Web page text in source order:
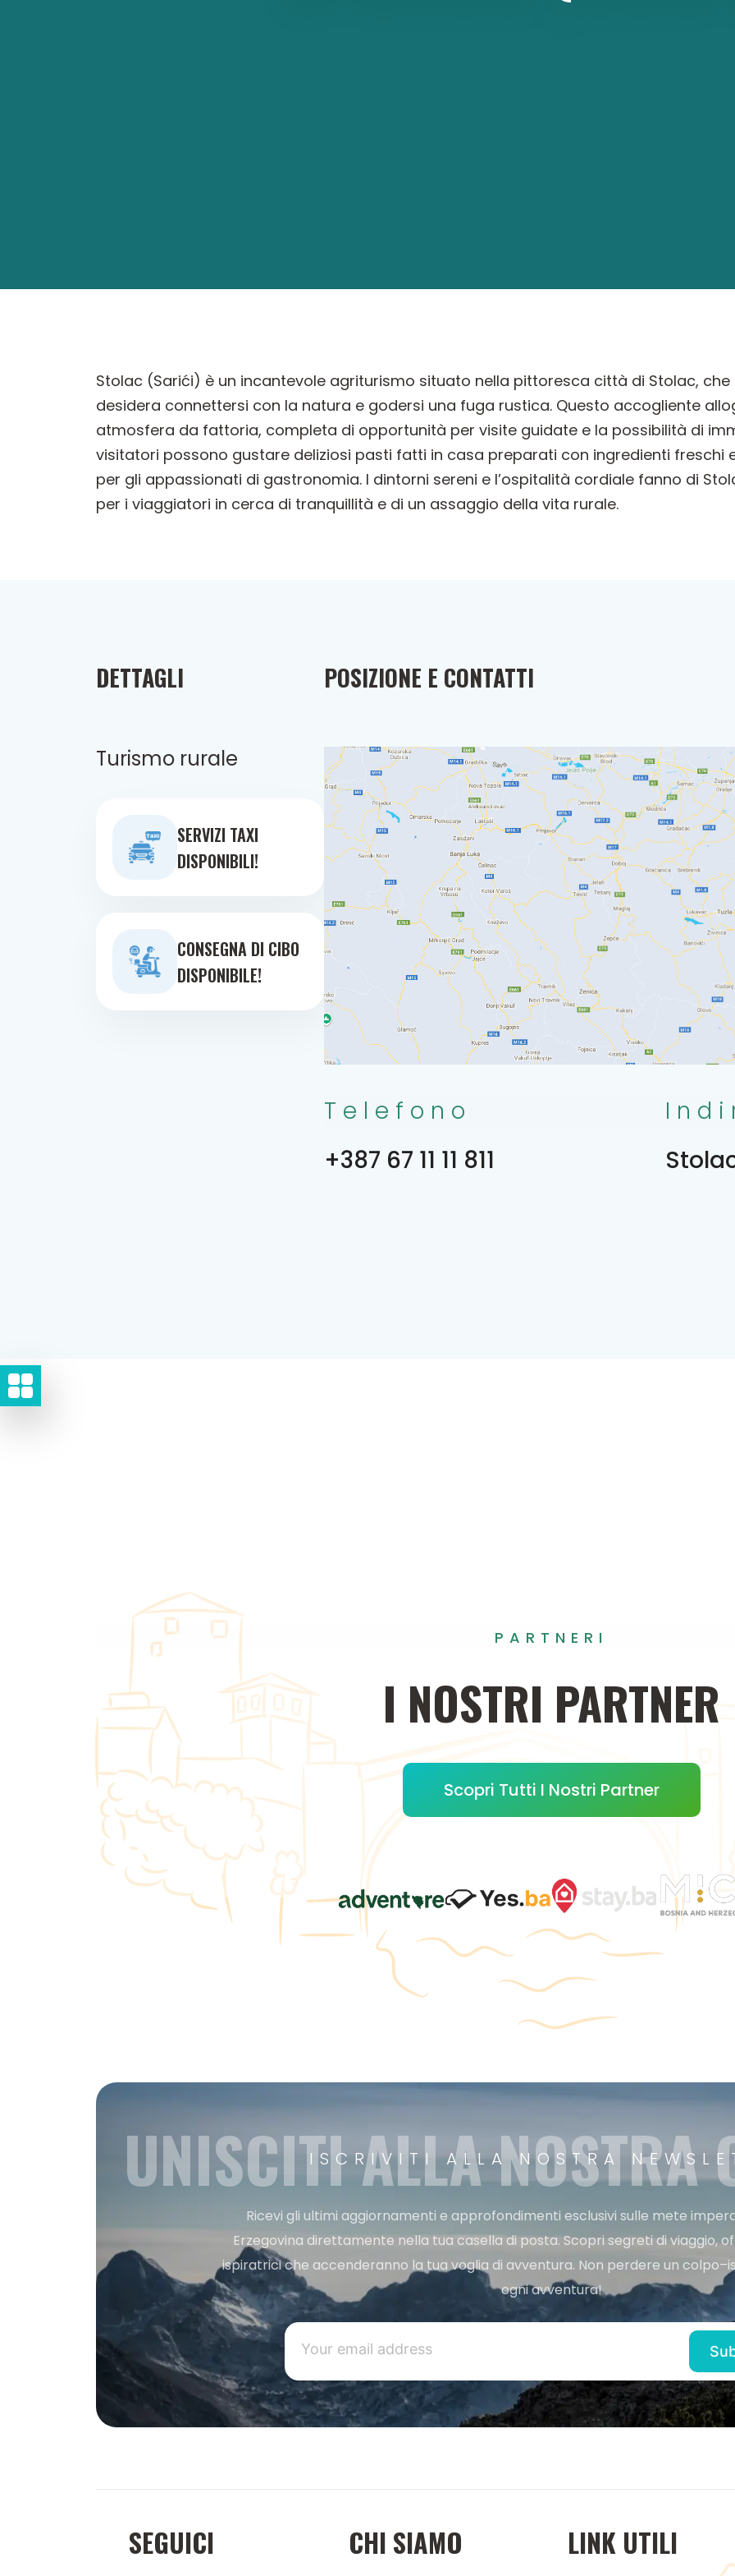
Stolac (Sarići) è un incantevole agriturismo situato nella pittoresca città di Stolac, che
desidera connettersi con la natura e godersi una fuga rustica. Questo accogliente
atmosfera da fattoria, completa di opportunità per visite guidate e la possibilità di
visitatori possono gustare deliziosi pasti fatti in casa preparati con ingredienti freschi
per gli appassionati di gastronomia. I dintorni sereni e l’ospitalità cordiale fanno di
per i viaggiatori in cerca di tranquillità e di un assaggio della vita rurale.
DETTAGLI
Turismo rurale
SERVIZI TAXI
DISPONIBILI!
CONSEGNA DI CIBO
DISPONIBILE!
POSIZIONE E CONTATTI
Telefono
+387 67 11 11 811
PARTNERI
I NOSTRI PARTNER
Scopri Tutti I Nostri Partner
ISCRIVITI ALLA NOSTRA
UNISCITI ALLA NOSTRA
Ricevi gli ultimi aggiornamenti e approfondimenti esclusivi sulle mete
Erzegovina direttamente nella tua casella di posta. Scopri segreti di viaggio,
ispiratrici che accenderanno la tua voglia di avventura. Non perdere un
ogni avventura!
SEGUICI CHI SIAMO LINK UTILI